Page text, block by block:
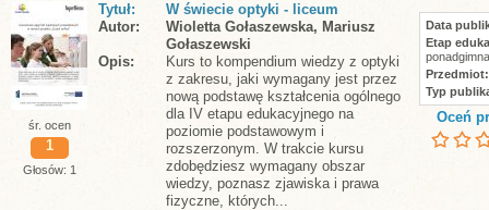
śr. ocen
1
Głosów: 1
Tytuł
W świecie optyki - liceum
Autor
Wioletta Gołaszewska, Mariusz
Gołaszewski
Opis
Kurs to kompendium wiedzy z optyki
z zakresu, jaki wymagany jest przez
nową podstawę kształcenia ogólnego
dla IV etapu edukacyjnego na
poziomie podstawowym i
rozszerzonym. W trakcie kursu
zdobędziesz wymagany obszar
wiedzy, poznasz zjawiska i prawa
fizyczne, których...
Data
Etap
Przedmiot
Typ
Oceń